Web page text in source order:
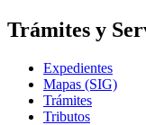
Trámites y
Expedientes
Mapas (SIG)
Trámites
Tributos